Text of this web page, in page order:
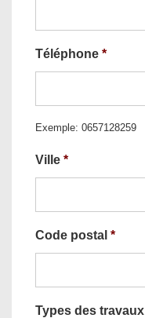
Téléphone *
Exemple: 0657128259
Ville *
Code postal *
Types des travaux